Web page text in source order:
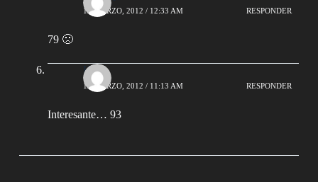
12 MARZO, 2012 / 12:33 AM RESPONDER
79 🙁
Hoze
12 MARZO, 2012 / 11:13 AM RESPONDER
Interesante… 93